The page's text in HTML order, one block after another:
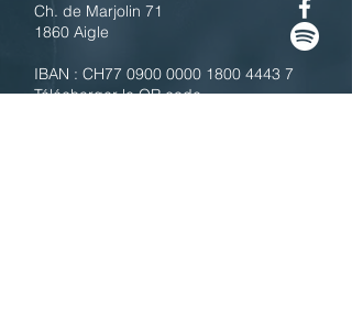
Ch. de Marjolin 71
1860 Aigle
IBAN : CH77 0900 0000 1800 4443 7
Télécharger le QR code